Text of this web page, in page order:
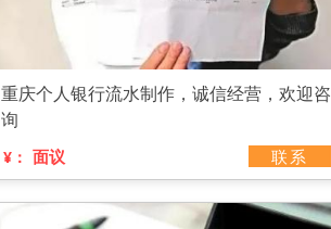
重庆个人银行流水制作，诚信经营，欢迎咨
询
¥： 面议 联系